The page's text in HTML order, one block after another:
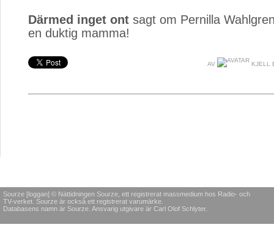
Därmed inget ont sagt om Pernilla
en duktig mamma!
AV KJELL
Sourze [loggan] © Nättidningen Sourze, ett registrerat massmedium hos Radio- och
TV-verket. Sourze är också ett registrerat varumärke.
Databasens namn är Sourze. Ansvarig utgivare är Carl Olof Schlyter.